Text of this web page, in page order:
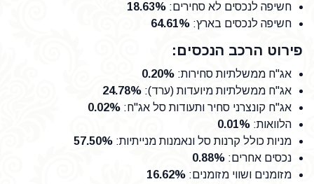
חשיפה לנכסים לא סחירים:
18.63%
חשיפה לנכסים בארץ:
64.61%
פירוט הרכב הנכסים:
אג"ח ממשלתיות סחירות:
0.20%
אג"ח ממשלתיות מיועדות (ערד):
24.78%
אג"ח קונצרני סחיר ותעודות סל אג"ח:
0.02%
הלוואות:
0.01%
מניות כולל קרנות סל ונאמנות מנייתיות:
57.50%
נכסים אחרים:
0.88%
מזומנים ושווי מזומנים:
16.62%